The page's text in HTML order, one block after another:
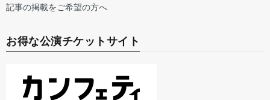
記事の掲載をご希望の方へ
お得な公演チケットサイト